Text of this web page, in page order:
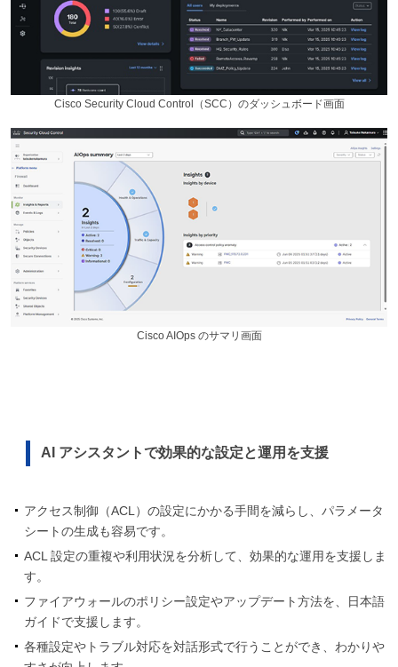
Cisco Security Cloud Control（SCC）のダッシュボード画面
Cisco AIOps のサマリ画面
AI アシスタントで効果的な設定と運用を支援
アクセス制御（ACL）の設定にかかる手間を減らし、パラメータ
シートの生成も容易です。
ACL 設定の重複や利用状況を分析して、効果的な運用を支援しま
す。
ファイアウォールのポリシー設定やアップデート方法を、日本語
ガイドで支援します。
各種設定やトラブル対応を対話形式で行うことができ、わかりや